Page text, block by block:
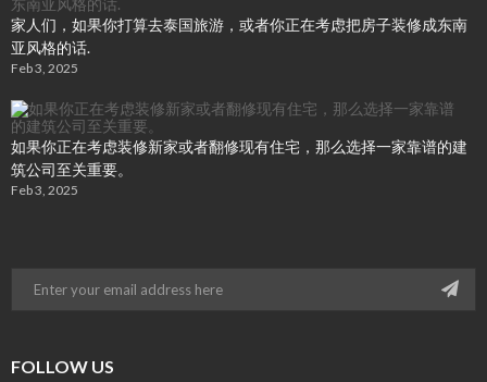
家人们，如果你打算去泰国旅游，或者你正在考虑把房子装修成东南
亚风格的话.
Feb 3, 2025
如果你正在考虑装修新家或者翻修现有住宅，那么选择一家靠谱的建
筑公司至关重要。
Feb 3, 2025
FOLLOW US